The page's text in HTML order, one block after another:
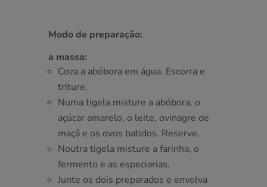
Modo de preparação:
a massa:
Coza a abóbora em água. Escorra e
triture.
Numa tigela misture a abóbora, o
açúcar amarelo, o leite, ovinagre de
maçã e os ovos batidos. Reserve.
Noutra tigela misture a farinha, o
fermento e as especiarias.
Junte os dois preparados e envolva